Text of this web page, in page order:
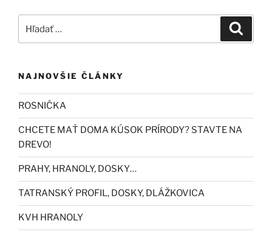
NAJNOVŠIE ČLÁNKY
ROSNIČKA
CHCETE MAŤ DOMA KÚSOK PRÍRODY? STAVTE NA
DREVO!
PRAHY, HRANOLY, DOSKY…
TATRANSKÝ PROFIL, DOSKY, DLÁŽKOVICA
KVH HRANOLY